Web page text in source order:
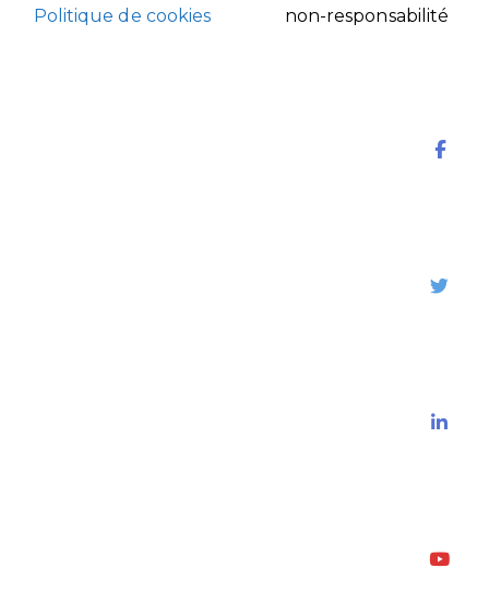
Politique de cookies
non-responsabilité